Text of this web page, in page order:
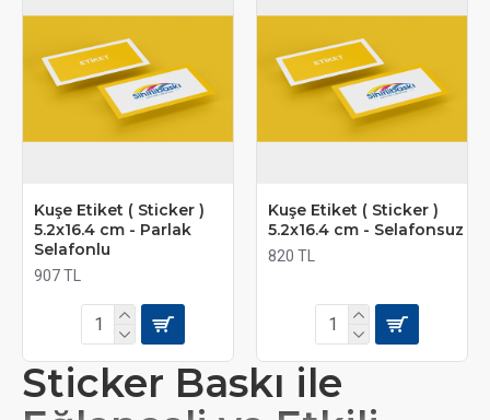
Kuşe Etiket ( Sticker )
5.2x16.4 cm - Parlak
Selafonlu
907 TL
Kuşe Etiket ( Sticker )
5.2x16.4 cm - Selafonsuz
820 TL
Sticker Baskı ile